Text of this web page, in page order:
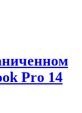
Pro 14